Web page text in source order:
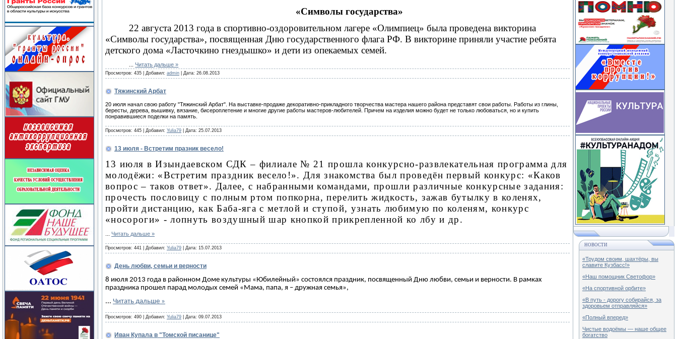
«Символы государства»
22 августа 2013 года в спортивно-оздоровительном лагере «Олимпиец» была проведена викторина
«Символы государства», посвященная Дню государственного флага РФ. В викторине приняли участие ребята
детского дома «Ласточкино гнездышко» и дети из опекаемых семей.
...Читать дальше »
Просмотров: 435 Добавил: admin Дата: 26.08.2013
Тяжинский Арбат
20 июля начал свою работу "Тяжинский Арбат". На выставке-продаже декоративно-прикладного творчества мастера нашего района представят свои работы. Работы из глины,
бересты, дерева, вышивку, вязание, бисероплетение и многие другие работы мастеров-любителей. Причем на изделия можно будет не только любоваться, но и купить
понравившиеся поделки на память.
Просмотров: 445 Добавил: Yulia79 Дата: 25.07.2013
13 июля - Встретим празник весело!
13 июля в Изындаевском СДК – филиале № 21 прошла конкурсно-развлекательная программа для
молодёжи: «Встретим праздник весело!». Для знакомства был проведён первый конкурс: «Каков
вопрос – таков ответ». Далее, с набранными командами, прошли различные конкурсные задания:
прочесть пословицу с полным ртом попкорна, перелить жидкость, зажав бутылку в коленях,
пройти дистанцию, как Баба-яга с метлой и ступой, узнать любимую по коленям, конкурс
«носороги» - лопнуть воздушный шар кнопкой прикрепленной ко лбу и др.
Читать дальше »
Просмотров: 441 Добавил: Yulia79 Дата: 15.07.2013
День любви, семьи и верности
8 июля 2013 года в районном Доме культуры «Юбилейный» состоялся праздник, посвященный Дню любви, семьи и верности. В рамках
праздника прошел парад молодых семей «Мама, папа, я – дружная семья»,
... Читать дальше »
Просмотров: 490 Добавил: Yulia79 Дата: 09.07.2013
Иван Купала в "Томской писанице"
НОВОСТИ
«Трудом своим, шахтёры, вы
славите Кузбасс!»
«Наш помощник Светофор»
«На спортивной орбите»
«В путь - дорогу собирайся, за
здоровьем отправляйся»
«Полный вперед»
Чистые водоёмы — наше общее
богатство